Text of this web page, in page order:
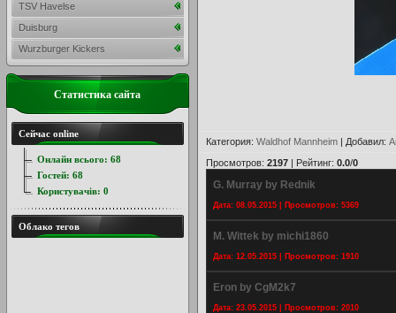
Категория: Waldhof Mannheim | Добавил:
Просмотров: 2197 | Рейтинг: 0.0/0
G. Murray by Rednik
Дата: 08.05.2015 | Просмотров: 5369
M. Wittek by michi1860
Дата: 12.05.2015 | Просмотров: 1910
Eron by CgM2k7
Дата: 23.05.2015 | Просмотров: 2010
TSV Havelse
Duisburg
Wurzburger Kickers
Статистика сайта
Сейчас online
Онлайн всього: 68
Гостей: 68
Користувачів: 0
Облако тегов